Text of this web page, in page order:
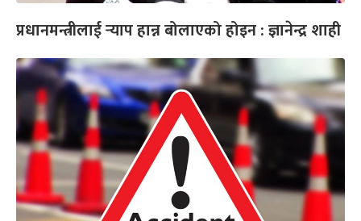
प्रधानमन्त्रीलाई र्‍याप हान्न बोलाएको होइन : ज्ञानेन्द्र शाही